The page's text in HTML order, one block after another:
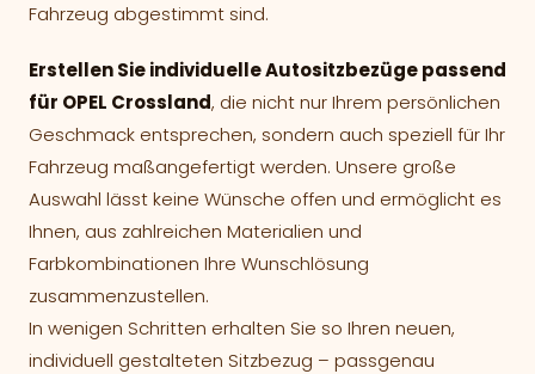
Fahrzeug abgestimmt sind.
Erstellen Sie individuelle Autositzbezüge passend
für OPEL Crossland, die nicht nur Ihrem persönlichen
Geschmack entsprechen, sondern auch speziell für Ihr
Fahrzeug maßangefertigt werden. Unsere große
Auswahl lässt keine Wünsche offen und ermöglicht es
Ihnen, aus zahlreichen Materialien und
Farbkombinationen Ihre Wunschlösung
zusammenzustellen.
In wenigen Schritten erhalten Sie so Ihren neuen,
individuell gestalteten Sitzbezug – passgenau